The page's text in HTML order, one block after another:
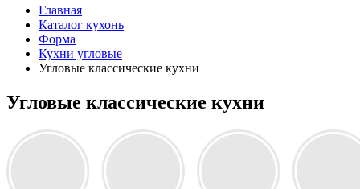
Главная
Каталог кухонь
Форма
Кухни угловые
Угловые классические кухни
Угловые классические кухни